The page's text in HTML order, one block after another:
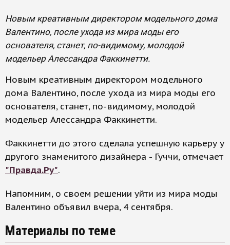
Новым креативным директором модельного дома
Валентино, после ухода из мира моды его
основателя, станет, по-видимому, молодой
модельер Алессандра Факкинетти.
Новым креативным директором модельного
дома Валентино, после ухода из мира моды его
основателя, станет, по-видимому, молодой
модельер Алессандра Факкинетти.
Факкинетти до этого сделала успешную карьеру у
другого знаменитого дизайнера - Гуччи, отмечает
"Правда.Ру".
Напомним, о своем решении уйти из мира моды
Валентино объявил вчера, 4 сентября.
Материалы по теме